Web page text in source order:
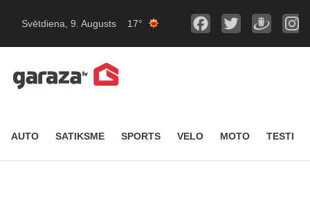
Svētdiena, 9. Augusts 17°
AUTO SATIKSME SPORTS VELO MOTO TESTI